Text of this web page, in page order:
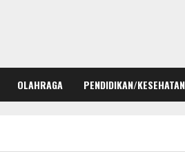
OLAHRAGA PENDIDIKAN/KESEHATAN